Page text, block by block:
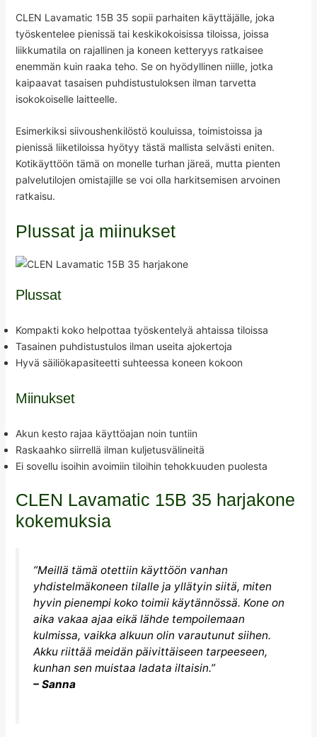
CLEN Lavamatic 15B 35 sopii parhaiten käyttäjälle, joka
työskentelee pienissä tai keskikokoisissa tiloissa, joissa
liikkumatila on rajallinen ja koneen ketteryys ratkaisee
enemmän kuin raaka teho. Se on hyödyllinen niille, jotka
kaipaavat tasaisen puhdistustuloksen ilman tarvetta
isokokoiselle laitteelle.
Esimerkiksi siivoushenkilöstö kouluissa, toimistoissa ja
pienissä liiketiloissa hyötyy tästä mallista selvästi eniten.
Kotikäyttöön tämä on monelle turhan järeä, mutta pienten
palvelutilojen omistajille se voi olla harkitsemisen arvoinen
ratkaisu.
Plussat ja miinukset
Plussat
Kompakti koko helpottaa työskentelyä ahtaissa tiloissa
Tasainen puhdistustulos ilman useita ajokertoja
Hyvä säiliökapasiteetti suhteessa koneen kokoon
Miinukset
Akun kesto rajaa käyttöajan noin tuntiin
Raskaahko siirrellä ilman kuljetusvälineitä
Ei sovellu isoihin avoimiin tiloihin tehokkuuden puolesta
CLEN Lavamatic 15B 35 harjakone
kokemuksia
”Meillä tämä otettiin käyttöön vanhan
yhdistelmäkoneen tilalle ja yllätyin siitä, miten
hyvin pienempi koko toimii käytännössä. Kone on
aika vakaa ajaa eikä lähde tempoilemaan
kulmissa, vaikka alkuun olin varautunut siihen.
Akku riittää meidän päivittäiseen tarpeeseen,
kunhan sen muistaa ladata iltaisin.”
– Sanna